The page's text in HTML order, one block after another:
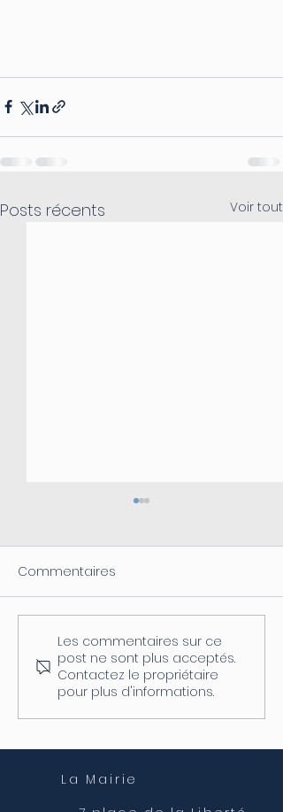
Posts récents Voir tout
Coupure d'électricité le
04/08
Commentaires
Les commentaires sur ce
post ne sont plus acceptés.
Contactez le propriétaire
pour plus d'informations.
La Mairie